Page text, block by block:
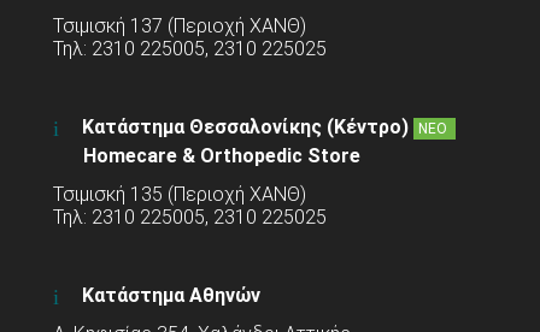
Τσιμισκή 137 (Περιοχή ΧΑΝΘ)
Τηλ: 2310 225005, 2310 225025
Κατάστημα Θεσσαλονίκης (Κέντρο) ΝΕΟ
Homecare & Orthopedic Store
Τσιμισκή 135 (Περιοχή ΧΑΝΘ)
Τηλ: 2310 225005, 2310 225025
Κατάστημα Αθηνών